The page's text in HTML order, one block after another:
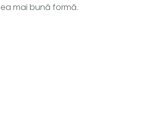
mai bună formă.